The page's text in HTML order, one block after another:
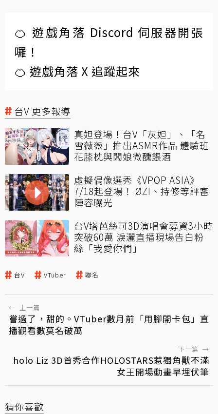
🍊 遊戲角落 Discord 伺服器開張
囉！
🍊 遊戲角落 X 追蹤起來
台V 更多報導
真妲登場！台V「灰妲」、「名
雪薇薇」推出ASMR作品 體驗班
花膝枕與闆娘微醺餵酒
虛擬偶像選秀《VPOP ASIA》
7/18起登場！ ØZI、持修等評審
陣容曝光
台V塔芭絲可3D演唱會募資3小時
突破60萬 淚灑直播現場告白粉
絲「我愛你們」
台V VTuber 聯名
← 上一篇
嘗過了，甜的。VTuber數月前「用腳開卡包」直
播觀看數莫名破萬
下一篇 →
holo Liz 3D首秀合作HOLOSTARS惹獨角獸不滿
女王開場動畫早埋伏筆
猜你喜歡